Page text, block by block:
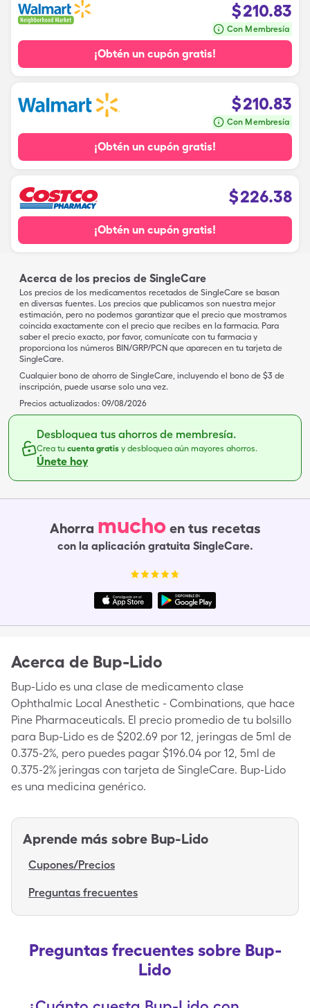
$210.83
Con Membresía
¡Obtén un cupón gratis!
$210.83
Con Membresía
¡Obtén un cupón gratis!
$226.38
¡Obtén un cupón gratis!
Acerca de los precios de SingleCare
Los precios de los medicamentos recetados de SingleCare se basan
en diversas fuentes. Los precios que publicamos son nuestra mejor
estimación, pero no podemos garantizar que el precio que mostramos
coincida exactamente con el precio que recibes en la farmacia. Para
saber el precio exacto, por favor, comunícate con tu farmacia y
proporciona los números BIN/GRP/PCN que aparecen en tu tarjeta de
SingleCare.
Cualquier bono de ahorro de SingleCare, incluyendo el bono de $3 de
inscripción, puede usarse solo una vez.
Precios actualizados: 09/08/2026
Desbloquea tus ahorros de membresía.
Crea tu cuenta gratis y desbloquea aún mayores ahorros.
Únete hoy
Ahorra mucho en tus recetas
con la aplicación gratuita SingleCare.
Acerca de Bup-Lido
Bup-Lido es una clase de medicamento clase
Ophthalmic Local Anesthetic - Combinations, que hace
Pine Pharmaceuticals. El precio promedio de tu bolsillo
para Bup-Lido es de $202.69 por 12, jeringas de 5ml de
0.375-2%, pero puedes pagar $196.04 por 12, 5ml de
0.375-2% jeringas con tarjeta de SingleCare. Bup-Lido
es una medicina genérico.
Aprende más sobre Bup-Lido
Cupones/Precios
Preguntas frecuentes
Preguntas frecuentes sobre Bup-
Lido